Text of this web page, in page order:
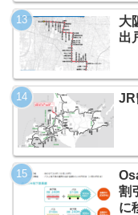
大
出
JR
割
に